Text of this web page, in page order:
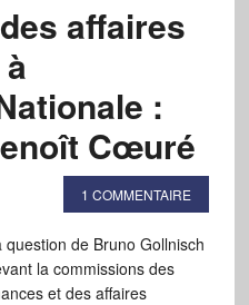
affaires
:
Cœuré
1 COMMENTAIRE
question de Bruno Gollnisch
la commissions des
et des affaires